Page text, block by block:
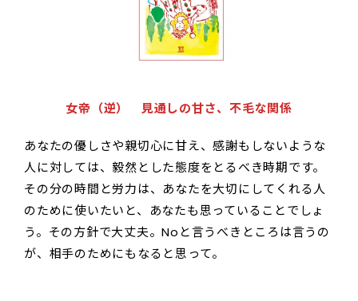
女帝（逆） 見通しの甘さ、不毛な関係
あなたの優しさや親切心に甘え、感謝もしないような
人に対しては、毅然とした態度をとるべき時期です。
その分の時間と労力は、あなたを大切にしてくれる人
のために使いたいと、あなたも思っていることでしょ
う。その方針で大丈夫。Noと言うべきところは言うの
が、相手のためにもなると思って。